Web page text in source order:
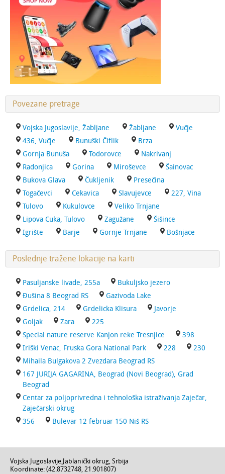
Povezane pretrage
Vojska Jugoslavije, Žabljane Žabljane
Vučje
436, Vučje
Bunuški Čiflik
Brza
Gornja Bunuša
Todorovce
Nakrivanj
Radonjica
Gorina Miroševce
Šainovac
Bukova Glava
Čukljenik
Presečina
Togačevci
Cekavica Slavujevce
227, Vina
Tulovo
Kukulovce
Veliko Trnjane
Lipova Cuka, Tulovo
Zagužane
Šišince
Igrište
Barje Gornje Trnjane Bošnjace
Poslednje tražene lokacije na karti
Pasuljanske livade, 255a
Bukuljsko jezero
Đušina 8 Beograd RS
Gazivoda Lake
Grdelica, 214
Grdelicka Klisura
Javorje
Goljak
Zara
225
Special nature reserve Kanjon reke Tresnjice
398
Iriški Venac, Fruska Gora National Park
228
230
Mihaila Bulgakova 2 Zvezdara Beograd RS
167 JURIJA GAGARINA, Beograd (Novi Beograd), Grad
Beograd
Centar za poljoprivredna i tehnološka istraživanja Zaječar,
Zaječarski okrug
356
Bulevar 12 februar 150 Niš RS
Vojska Jugoslavije, Jablanički okrug, Srbija
Koordinate: (42.8732748, 21.901807)